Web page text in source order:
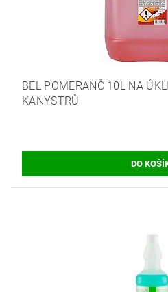
BEL POMERANČ 10L NA
KANYSTRŮ